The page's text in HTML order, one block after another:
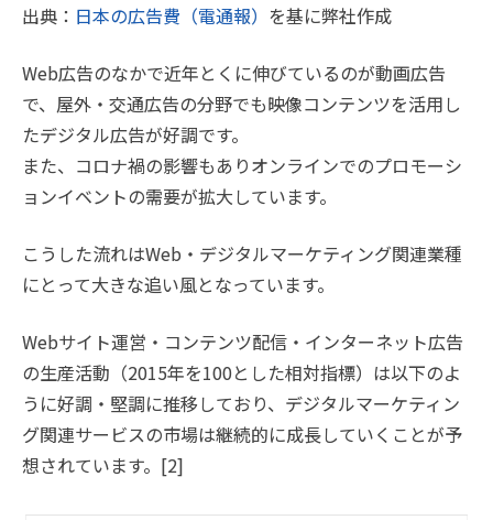
出典： 日本の広告費（電通報） を基に弊社作成
Web広告のなかで近年とくに伸びているのが動画広告
で、屋外・交通広告の分野でも映像コンテンツを活用し
たデジタル広告が好調です。
また、コロナ禍の影響もありオンラインでのプロモーシ
ョンイベントの需要が拡大しています。
こうした流れはWeb・デジタルマーケティング関連業種
にとって大きな追い風となっています。
Webサイト運営・コンテンツ配信・インターネット広告
の生産活動（2015年を100とした相対指標）は以下のよ
うに好調・堅調に推移しており、デジタルマーケティン
グ関連サービスの市場は継続的に成長していくことが予
想されています。[2]